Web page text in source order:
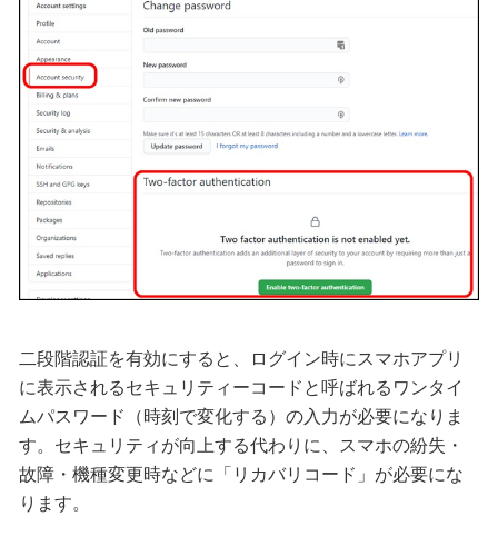
二段階認証を有効にすると、ログイン時にスマホアプリ
に表示されるセキュリティーコードと呼ばれるワンタイ
ムパスワード（時刻で変化する）の入力が必要になりま
す。セキュリティが向上する代わりに、スマホの紛失・
故障・機種変更時などに「リカバリコード」が必要にな
ります。